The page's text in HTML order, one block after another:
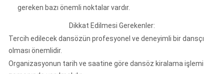
gereken bazı önemli noktalar vardır.
Dikkat Edilmesi Gerekenler:
Tercih edilecek dansözün profesyonel ve deneyimli bir dansçı
olması önemlidir.
Organizasyonun tarih ve saatine göre dansöz kiralama işlemi